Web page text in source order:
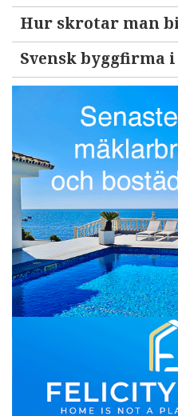
Hur skrotar man
Svensk byggfirma